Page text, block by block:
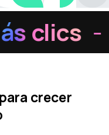
clics -
crecer